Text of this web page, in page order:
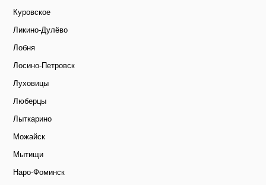
Куровское
Ликино-Дулёво
Лобня
Лосино-Петровск
Луховицы
Люберцы
Лыткарино
Можайск
Мытищи
Наро-Фоминск